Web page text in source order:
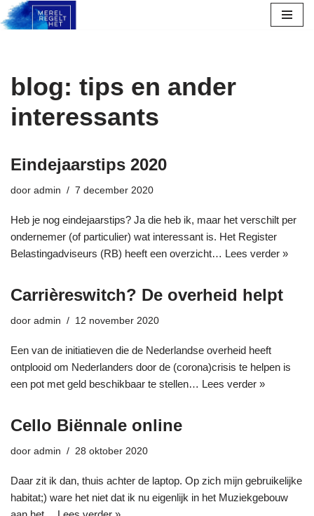
inhoud
blog: tips en ander
interessants
Eindejaarstips 2020
door admin 7 december 2020
Heb je nog eindejaarstips? Ja die heb ik, maar het verschilt per
ondernemer (of particulier) wat interessant is. Het Register
Belastingadviseurs (RB) heeft een overzicht… Lees verder »
Carrièreswitch? De overheid helpt
door admin 12 november 2020
Een van de initiatieven die de Nederlandse overheid heeft
ontplooid om Nederlanders door de (corona)crisis te helpen is
een pot met geld beschikbaar te stellen… Lees verder »
Cello Biënnale online
door admin 28 oktober 2020
Daar zit ik dan, thuis achter de laptop. Op zich mijn gebruikelijke
habitat;) ware het niet dat ik nu eigenlijk in het Muziekgebouw